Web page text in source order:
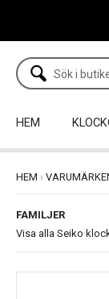
HEM
HEM ›
FAMILJER
Visa alla Seiko